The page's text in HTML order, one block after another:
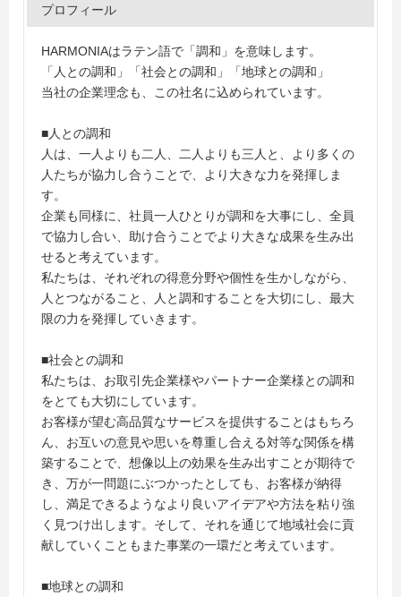
プロフィール
HARMONIAはラテン語で「調和」を意味します。
「人との調和」「社会との調和」「地球との調和」
当社の企業理念も、この社名に込められています。
■人との調和
人は、一人よりも二人、二人よりも三人と、より多くの
人たちが協力し合うことで、より大きな力を発揮しま
す。
企業も同様に、社員一人ひとりが調和を大事にし、全員
で協力し合い、助け合うことでより大きな成果を生み出
せると考えています。
私たちは、それぞれの得意分野や個性を生かしながら、
人とつながること、人と調和することを大切にし、最大
限の力を発揮していきます。
■社会との調和
私たちは、お取引先企業様やパートナー企業様との調和
をとても大切にしています。
お客様が望む高品質なサービスを提供することはもちろ
ん、お互いの意見や思いを尊重し合える対等な関係を構
築することで、想像以上の効果を生み出すことが期待で
き、万が一問題にぶつかったとしても、お客様が納得
し、満足できるようなより良いアイデアや方法を粘り強
く見つけ出します。そして、それを通じて地域社会に貢
献していくこともまた事業の一環だと考えています。
■地球との調和